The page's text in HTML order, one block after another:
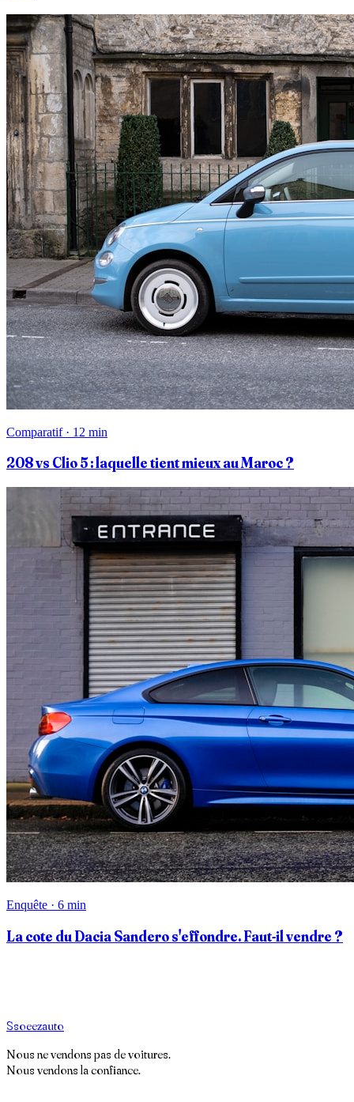
Comparatif · 12 min
208 vs Clio 5 : laquelle tient mieux au Maroc ?
Enquête · 6 min
La cote du Dacia Sandero s'effondre. Faut-il vendre ?
Ssoeezauto
Nous ne vendons pas de voitures.
Nous vendons la confiance.